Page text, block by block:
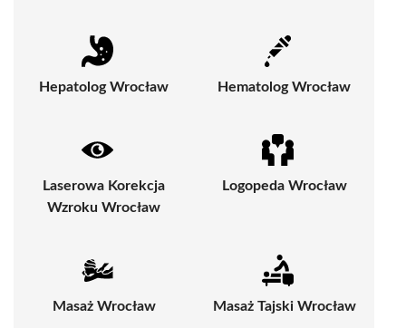
Hepatolog Wrocław Hematolog Wrocław
Laserowa Korekcja
Wzroku Wrocław
Logopeda Wrocław
Masaż Wrocław Masaż Tajski Wrocław